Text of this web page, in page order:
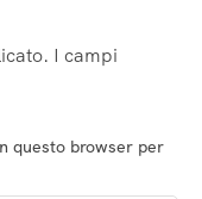
I campi
questo browser per